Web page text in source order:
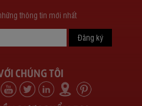
thông tin mới nhất
CHÚNG TÔI